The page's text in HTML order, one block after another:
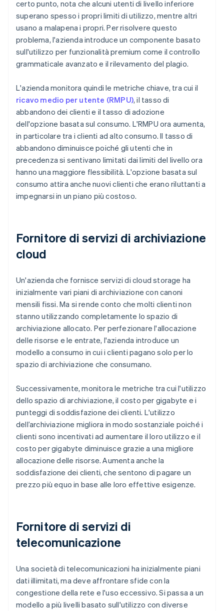
certo punto, nota che alcuni utenti di livello inferiore
superano spesso i propri limiti di utilizzo, mentre altri
usano a malapena i propri. Per risolvere questo
problema, l'azienda introduce un componente basato
sull'utilizzo per funzionalità premium come il controllo
grammaticale avanzato e il rilevamento del plagio.
L'azienda monitora quindi le metriche chiave, tra cui il
ricavo medio per utente (RMPU), il tasso di
abbandono dei clienti e il tasso di adozione
dell'opzione basata sul consumo. L'RMPU ora aumenta,
in particolare tra i clienti ad alto consumo. Il tasso di
abbandono diminuisce poiché gli utenti che in
precedenza si sentivano limitati dai limiti del livello ora
hanno una maggiore flessibilità. L'opzione basata sul
consumo attira anche nuovi clienti che erano riluttanti a
impegnarsi in un piano più costoso.
Fornitore di servizi di archiviazione
cloud
Un'azienda che fornisce servizi di cloud storage ha
inizialmente vari piani di archiviazione con canoni
mensili fissi. Ma si rende conto che molti clienti non
stanno utilizzando completamente lo spazio di
archiviazione allocato. Per perfezionare l'allocazione
delle risorse e le entrate, l'azienda introduce un
modello a consumo in cui i clienti pagano solo per lo
spazio di archiviazione che consumano.
Successivamente, monitora le metriche tra cui l'utilizzo
dello spazio di archiviazione, il costo per gigabyte e i
punteggi di soddisfazione dei clienti. L'utilizzo
dell’archiviazione migliora in modo sostanziale poiché i
clienti sono incentivati ad aumentare il loro utilizzo e il
costo per gigabyte diminuisce grazie a una migliore
allocazione delle risorse. Aumenta anche la
soddisfazione dei clienti, che sentono di pagare un
prezzo più equo in base alle loro effettive esigenze.
Fornitore di servizi di
telecomunicazione
Una società di telecomunicazioni ha inizialmente piani
dati illimitati, ma deve affrontare sfide con la
congestione della rete e l'uso eccessivo. Si passa a un
modello a più livelli basato sull'utilizzo con diverse